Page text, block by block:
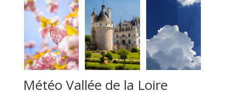
Météo Vallée de la Loire